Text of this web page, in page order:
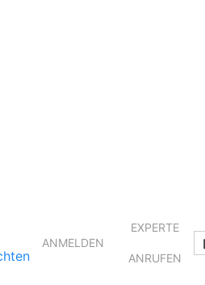
ANMELDEN
EXPERTE
ANRUFEN